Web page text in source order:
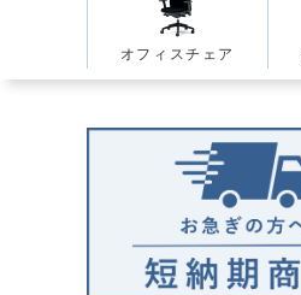
オフィスチェア